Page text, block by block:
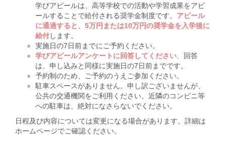
学びアピールは、高等学校での活動や学習成果をアピ
ールすることで給付される奨学金制度です。 アピール
に通過すると、5万円または10万円の奨学金を入学後に
給付します。
実施日の7日前までにご予約ください。
学びアピールアンケートに回答してください。
回答
は、申し込みと同様に実施日の7日前までです。
予約制のため、ご予約のうえご参加ください。
駐車スペースがありません。申し訳ございませんが、
公共の交通機関をご利用ください。近隣のコンビニ等
への駐車は、絶対になさらないでください。
日程及び内容については変更になる場合があります。詳細は
ホームページでご確認ください。